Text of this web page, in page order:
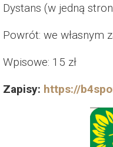
Dystans (w jedną
Powrót: we własnym
Wpisowe: 15 zł
Zapisy: https://